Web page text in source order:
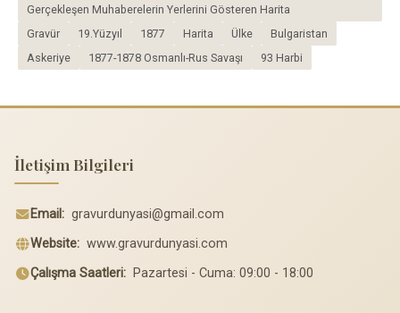
Gerçekleşen Muhaberelerin Yerlerini Gösteren Harita
Gravür
19.Yüzyıl 1877 Harita Ülke
Bulgaristan
Askeriye
1877-1878 Osmanlı-Rus Savaşı 93 Harbi
İletişim Bilgileri
Email: gravurdunyasi@gmail.com
Website: www.gravurdunyasi.com
Çalışma Saatleri: Pazartesi - Cuma: 09:00 - 18:00